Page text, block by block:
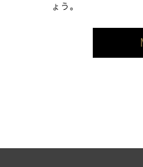
ょう。